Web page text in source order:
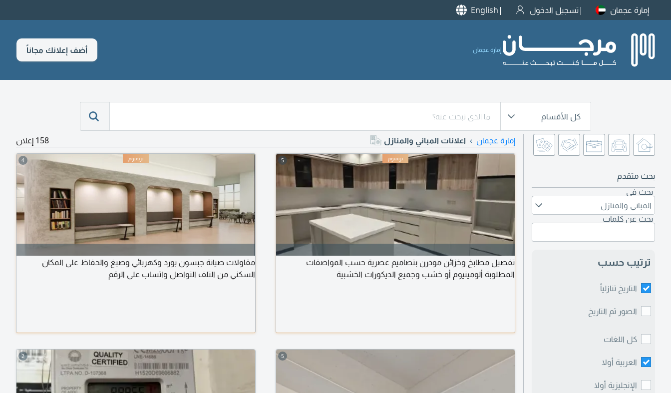
إمارة عجمان تسجيل الدخول English
إمارة عجمان أضف إعلانك مجاناً
كل الأقسام
بحث متقدم
بحث في
المباني والمنازل
بحث عن كلمات
ترتيب حسب
التاريخ تنازلياً
الصور ثم التاريخ
كل اللغات
العربية أولا
الإنجليزية أولا
إمارة عجمان اعلانات المباني والمنازل 158 إعلان
5
تفصيل مطابخ وخزائن مودرن بتصاميم عصرية حسب المواصفات
المطلوبة ألومينيوم أو خشب وجميع الديكورات الخشبية
4
مقاولات صيانة جبسون بورد وكهربائي وصبغ والحفاظ على المكان
السكني من التلف التواصل واتساب على الرقم
5
2